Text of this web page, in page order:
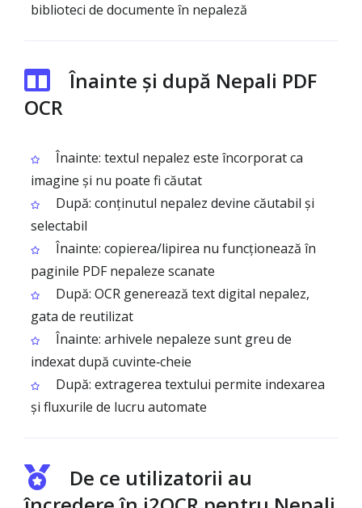
biblioteci de documente în nepaleză
Înainte și după Nepali PDF
OCR
Înainte: textul nepalez este încorporat ca
imagine și nu poate fi căutat
După: conținutul nepalez devine căutabil și
selectabil
Înainte: copierea/lipirea nu funcționează în
paginile PDF nepaleze scanate
După: OCR generează text digital nepalez,
gata de reutilizat
Înainte: arhivele nepaleze sunt greu de
indexat după cuvinte‑cheie
După: extragerea textului permite indexarea
și fluxurile de lucru automate
De ce utilizatorii au